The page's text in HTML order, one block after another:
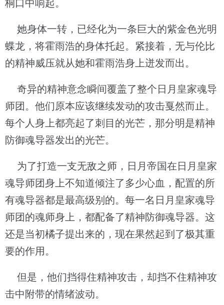
桐口中响起。
她身体一转，已经化为一条巨大的紫金色光明
蝶龙，将霍雨浩的身体托起。紧接着，无与伦比
的精神威压就从她和霍雨浩身上迸发而出。
奇异的精神意念瞬间覆盖了整个日月皇家魂导
师团。他们原本应该继续发动的攻击戛然而止。
每个人身上都亮起了刺目的光芒，那分明是精神
防御魂导器发出的光芒。
为了打造一支无敌之师，日月帝国在日月皇家
魂导师团身上不知道倾注了多少心血，配置的所
有魂导器都是最高级别的。每一名日月皇家魂导
师团的魂师身上，都配备了精神防御魂导器。这
还是当初橘子提出来的，现在果然起到了极其重
要的作用。
但是，他们挡得住精神攻击，却挡不住精神攻
击中附带的情绪波动。